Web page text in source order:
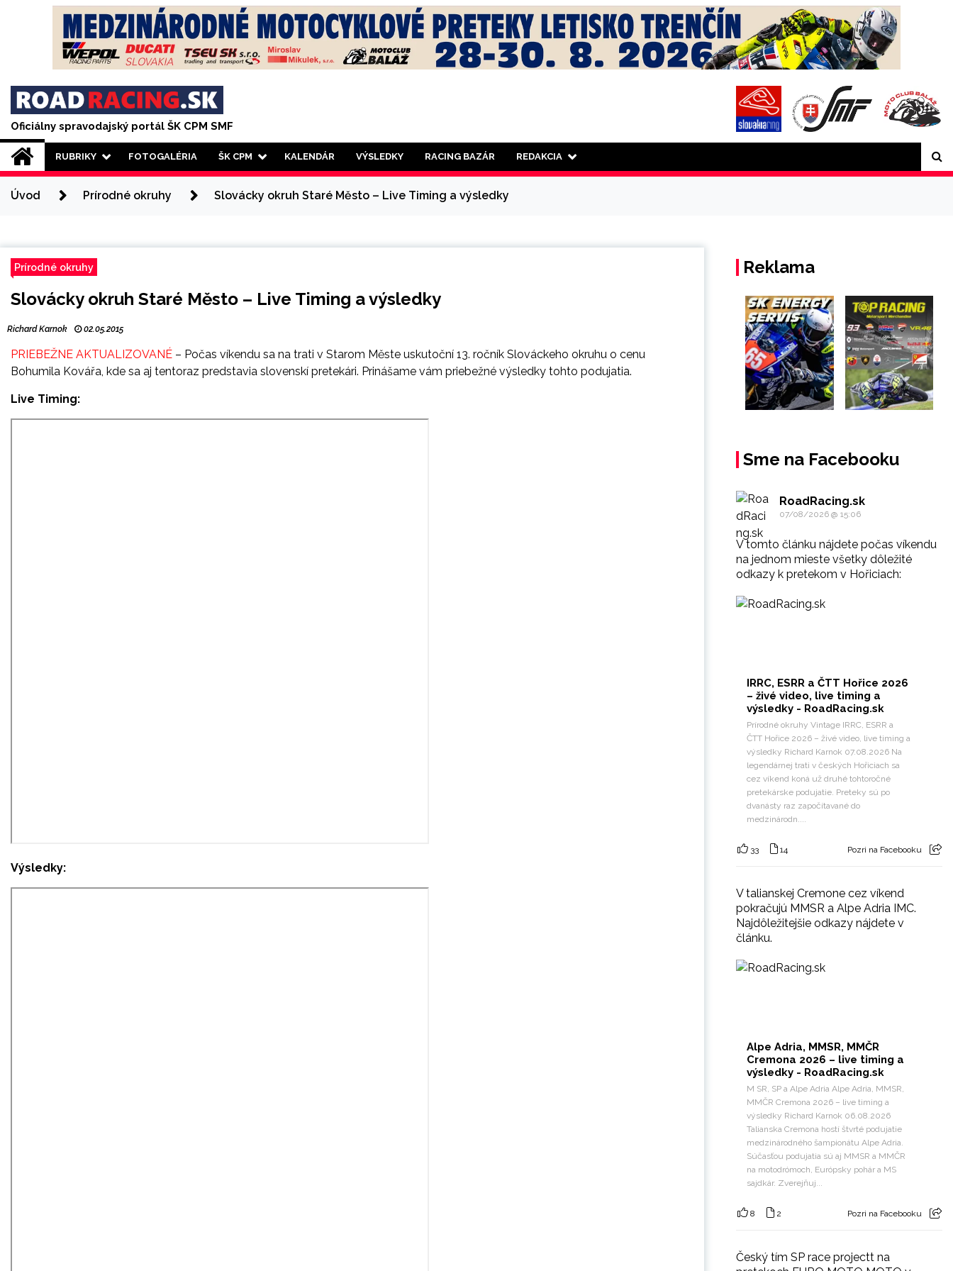
Oficiálny spravodajský portál ŠK CPM SMF
RUBRIKY FOTOGALÉRIA ŠK CPM KALENDÁR VÝSLEDKY RACING BAZÁR REDAKCIA
Úvod Prírodné okruhy Slovácky okruh Staré Město – Live Timing a výsledky
Prírodné okruhy
Slovácky okruh Staré Město – Live Timing a výsledky
Richard Karnok 02.05.2015
PRIEBEŽNE AKTUALIZOVANÉ – Počas víkendu sa na trati v Starom Měste uskutoční 13. ročník Slováckeho okruhu o cenu
Bohumila Kovářa, kde sa aj tentoraz predstavia slovenskí pretekári. Prinášame vám priebežné výsledky tohto podujatia.
Live Timing:
Výsledky:
Reklama
Sme na Facebooku
RoadRacing.sk
07/08/2026 @ 15:06
V tomto článku nájdete počas víkendu
na jednom mieste všetky dôležité
odkazy k pretekom v Hořiciach:
IRRC, ESRR a ČTT Hořice 2026
– živé video, live timing a
výsledky - RoadRacing.sk
Prírodné okruhy Vintage IRRC, ESRR a
ČTT Hořice 2026 – živé video, live timing a
výsledky Richard Karnok 07.08.2026 Na
legendárnej trati v českých Hořiciach sa
cez víkend koná už druhé tohtoročné
pretekárske podujatie. Preteky sú po
dvanásty raz započítavané do
medzinárodn....
33 14 Pozri na Facebooku
V talianskej Cremone cez víkend
pokračujú MMSR a Alpe Adria IMC.
Najdôležitejšie odkazy nájdete v
článku.
Alpe Adria, MMSR, MMČR
Cremona 2026 – live timing a
výsledky - RoadRacing.sk
M SR, SP a Alpe Adria Alpe Adria, MMSR,
MMČR Cremona 2026 – live timing a
výsledky Richard Karnok 06.08.2026
Talianska Cremona hostí štvrté podujatie
medzinárodného šampionátu Alpe Adria.
Súčasťou podujatia sú aj MMSR a MMČR
na motodrómoch, Európsky pohár a MS
sajdkár. Zverejňuj...
8 2 Pozri na Facebooku
Český tím SP race projectt na